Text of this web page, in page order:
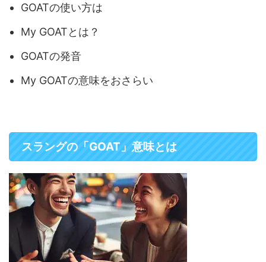
GOATの使い方は
My GOATとは？
GOATの発音
My GOATの意味をおさらい
スラングの「GOAT」意味とは